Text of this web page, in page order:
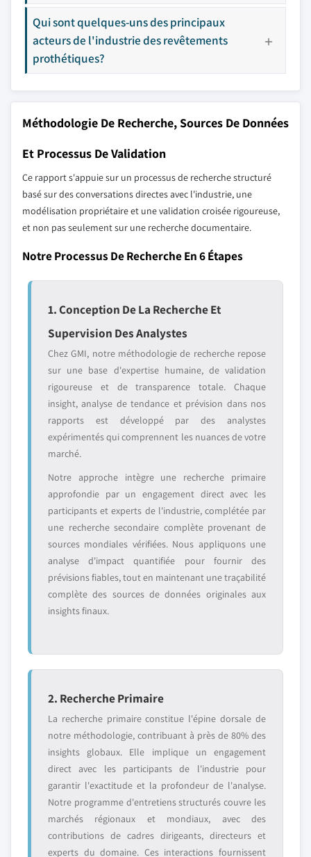
Qui sont quelques-uns des principaux
acteurs de l'industrie des revêtements
prothétiques?
Méthodologie De Recherche, Sources De Données
Et Processus De Validation
Ce rapport s'appuie sur un processus de recherche structuré
basé sur des conversations directes avec l'industrie, une
modélisation propriétaire et une validation croisée rigoureuse,
et non pas seulement sur une recherche documentaire.
Notre Processus De Recherche En 6 Étapes
1. Conception De La Recherche Et
Supervision Des Analystes
Chez GMI, notre méthodologie de recherche repose
sur une base d'expertise humaine, de validation
rigoureuse et de transparence totale. Chaque
insight, analyse de tendance et prévision dans nos
rapports est développé par des analystes
expérimentés qui comprennent les nuances de votre
marché.
Notre approche intègre une recherche primaire
approfondie par un engagement direct avec les
participants et experts de l'industrie, complétée par
une recherche secondaire complète provenant de
sources mondiales vérifiées. Nous appliquons une
analyse d'impact quantifiée pour fournir des
prévisions fiables, tout en maintenant une traçabilité
complète des sources de données originales aux
insights finaux.
2. Recherche Primaire
La recherche primaire constitue l'épine dorsale de
notre méthodologie, contribuant à près de 80% des
insights globaux. Elle implique un engagement
direct avec les participants de l'industrie pour
garantir l'exactitude et la profondeur de l'analyse.
Notre programme d'entretiens structurés couvre les
marchés régionaux et mondiaux, avec des
contributions de cadres dirigeants, directeurs et
experts du domaine. Ces interactions fournissent